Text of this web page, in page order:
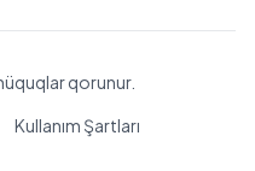
qorunur.
Kullanım Şartları